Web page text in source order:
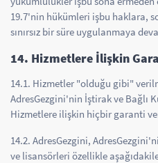
19.7'nin hükümleri işbu haklara,
sınırsız bir süre uygulanmaya
14. Hizmetlere İlişkin
14.1. Hizmetler "olduğu gibi"
AdresGezgini'nin İştirak ve Bağlı
Hizmetlere ilişkin hiçbir garanti
14.2. AdresGezgini,
ve lisansörleri özellikle